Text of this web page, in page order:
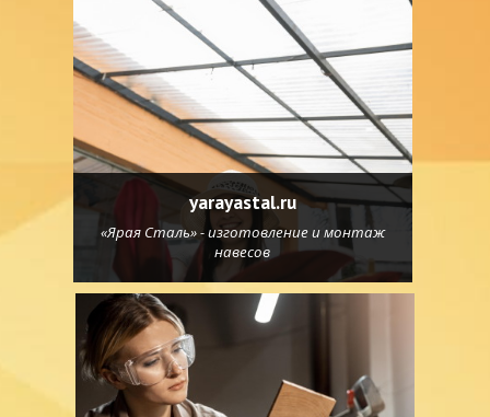
yarayastal.ru
«Ярая Сталь» - изготовление и монтаж
навесов